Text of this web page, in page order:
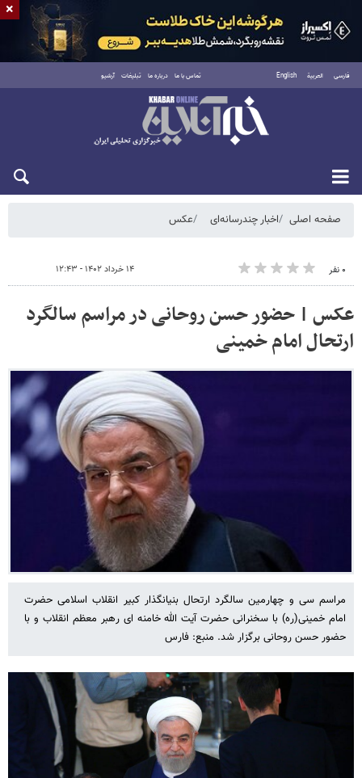
فارسی العربية English تماس با ما درباره ما تبلیغات آرشیو
جمعه ۱۶ مرداد ۱۴۰۵
صفحه اصلی اخبار چندرسانه‌ای عکس
۰ نفر ۱۴ خرداد ۱۴۰۲ - ۱۲:۴۳
عکس | حضور حسن روحانی در مراسم سالگرد
ارتحال امام خمینی
مراسم سی و چهارمین سالگرد ارتحال بنیانگذار کبیر انقلاب اسلامی حضرت
امام خمینی(ره) با سخنرانی حضرت آیت الله خامنه ای رهبر معظم انقلاب و با
حضور حسن روحانی برگزار شد. منبع: فارس
×